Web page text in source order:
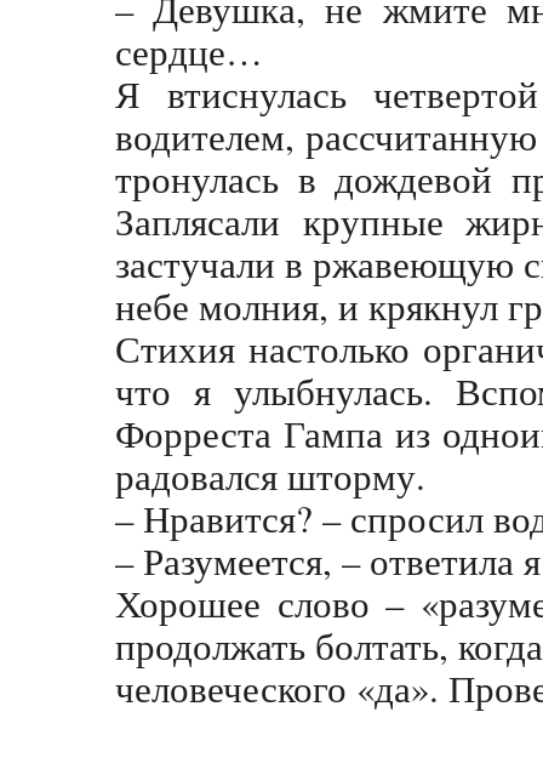
сердце…
Я втиснулась
водителем,
тронулась в дождевой
Заплясали крупные
застучали в ржавеющую
небе молния, и крякнул
Стихия настолько
что я улыбнулась.
Форреста Гампа из
радовался шторму.
– Нравится? – спросил
– Разумеется, – ответила
Хорошее слово –
продолжать болтать,
человеческого «да».